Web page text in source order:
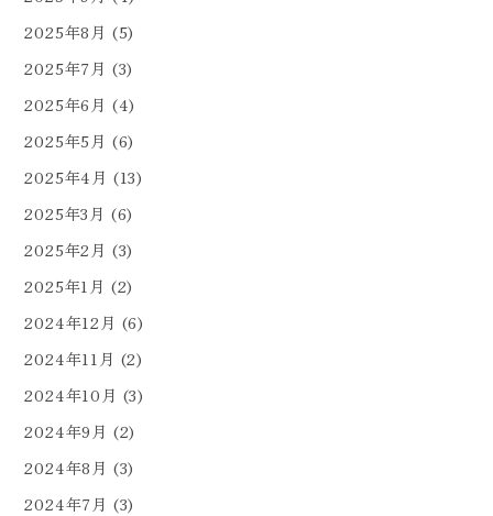
2025年8月 (5)
2025年7月 (3)
2025年6月 (4)
2025年5月 (6)
2025年4月 (13)
2025年3月 (6)
2025年2月 (3)
2025年1月 (2)
2024年12月 (6)
2024年11月 (2)
2024年10月 (3)
2024年9月 (2)
2024年8月 (3)
2024年7月 (3)